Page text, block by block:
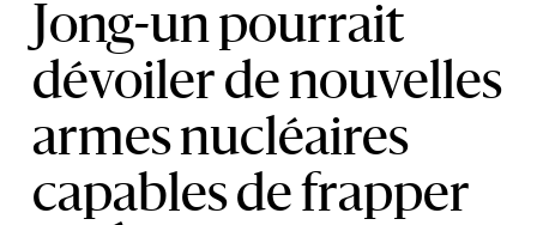
Jong-un pourrait
dévoiler de nouvelles
armes nucléaires
capables de frapper